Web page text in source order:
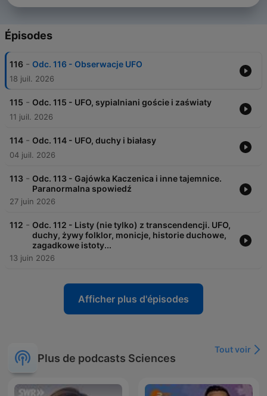
Épisodes
116 - Odc. 116 - Obserwacje UFO
18 juil. 2026
115 - Odc. 115 - UFO, sypialniani goście i zaświaty
11 juil. 2026
114 - Odc. 114 - UFO, duchy i białasy
04 juil. 2026
113 - Odc. 113 - Gajówka Kaczenica i inne tajemnice.
Paranormalna spowiedź
27 juin 2026
112 - Odc. 112 - Listy (nie tylko) z transcendencji. UFO,
duchy, żywy folklor, monicje, historie duchowe,
zagadkowe istoty...
13 juin 2026
Afficher plus d'épisodes
Plus de podcasts Sciences
Tout voir